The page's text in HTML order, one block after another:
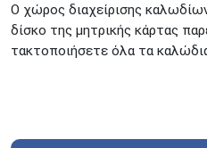
Ο χώρος διαχείρισης
δίσκο της μητρικής κάρτας
τακτοποιήσετε όλα τα